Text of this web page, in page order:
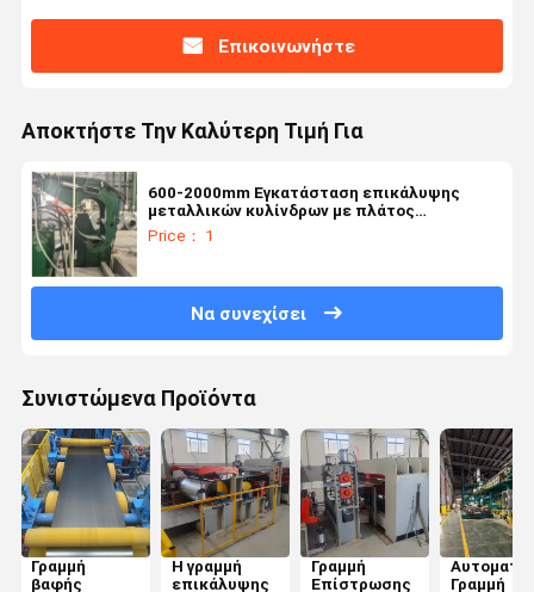
Επικοινωνήστε
Αποκτήστε Την Καλύτερη Τιμή Για
600-2000mm Εγκατάσταση επικάλυψης
μεταλλικών κυλίνδρων με πλάτος
υποστρώματος για κυλίνδρους 3-15 τόνων
Price： 1
Να συνεχίσει
Συνιστώμενα Προϊόντα
Γραμμή
βαφής
Η γραμμή
επικάλυψης
Γραμμή
Επίστρωσης
Γραμμή